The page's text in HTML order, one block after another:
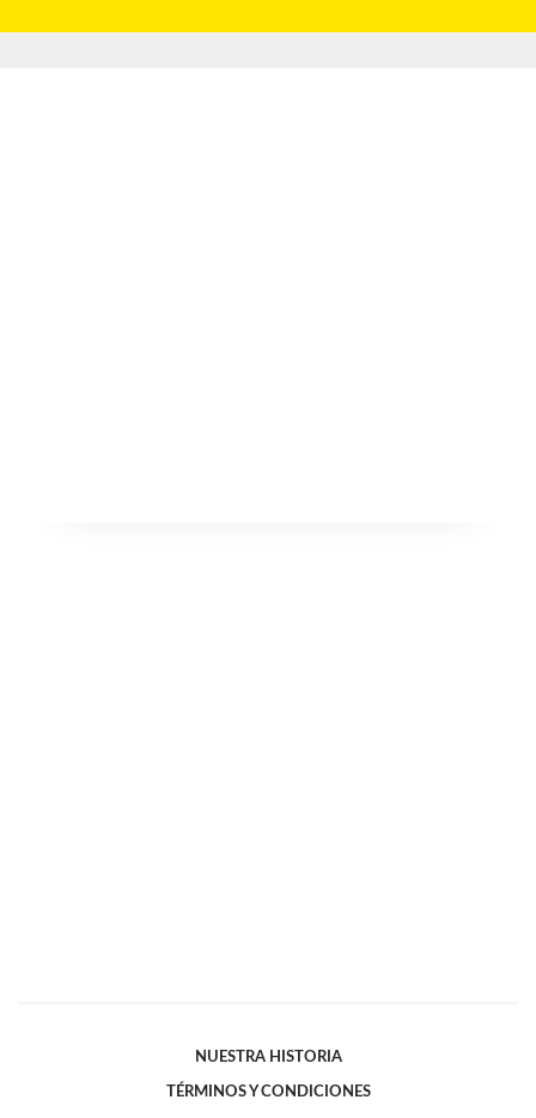
NUESTRA HISTORIA
TÉRMINOS Y CONDICIONES